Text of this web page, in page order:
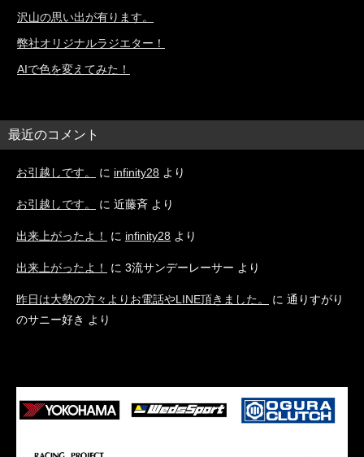
沢山の思い出が有ります。
弊社オリジナルラジエター！
AIで色を変えてみた！
最近のコメント
お引越しです。 に infinity28 より
お引越しです。 に 近藤斉 より
出来上がったよ！ に infinity28 より
出来上がったよ！ に 3流サンデーレーサー より
昨日は大勢の方々よりお電話やLINE頂きました。 に 通りすがり
のサニー好き より